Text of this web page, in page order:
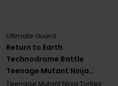
Return to Earth
Technodrome Battle
Teenage Mutant Ninja
Turtles Boulder Deck Case
Ultimate Guard
Teenage Mutant Ninja Turtles